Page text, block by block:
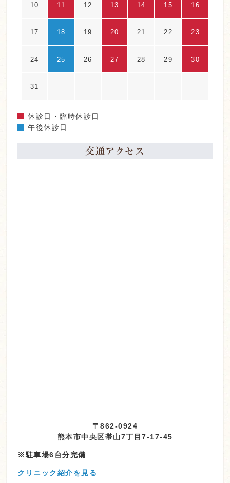
10 11 12 13 14 15 16
17 18 19 20 21 22 23
24 25 26 27 28 29 30
31
休診日・臨時休診日
午後休診日
交通アクセス
〒862-0924
熊本市中央区帯山7丁目7-17-45
※駐車場6台分完備
クリニック紹介を見る